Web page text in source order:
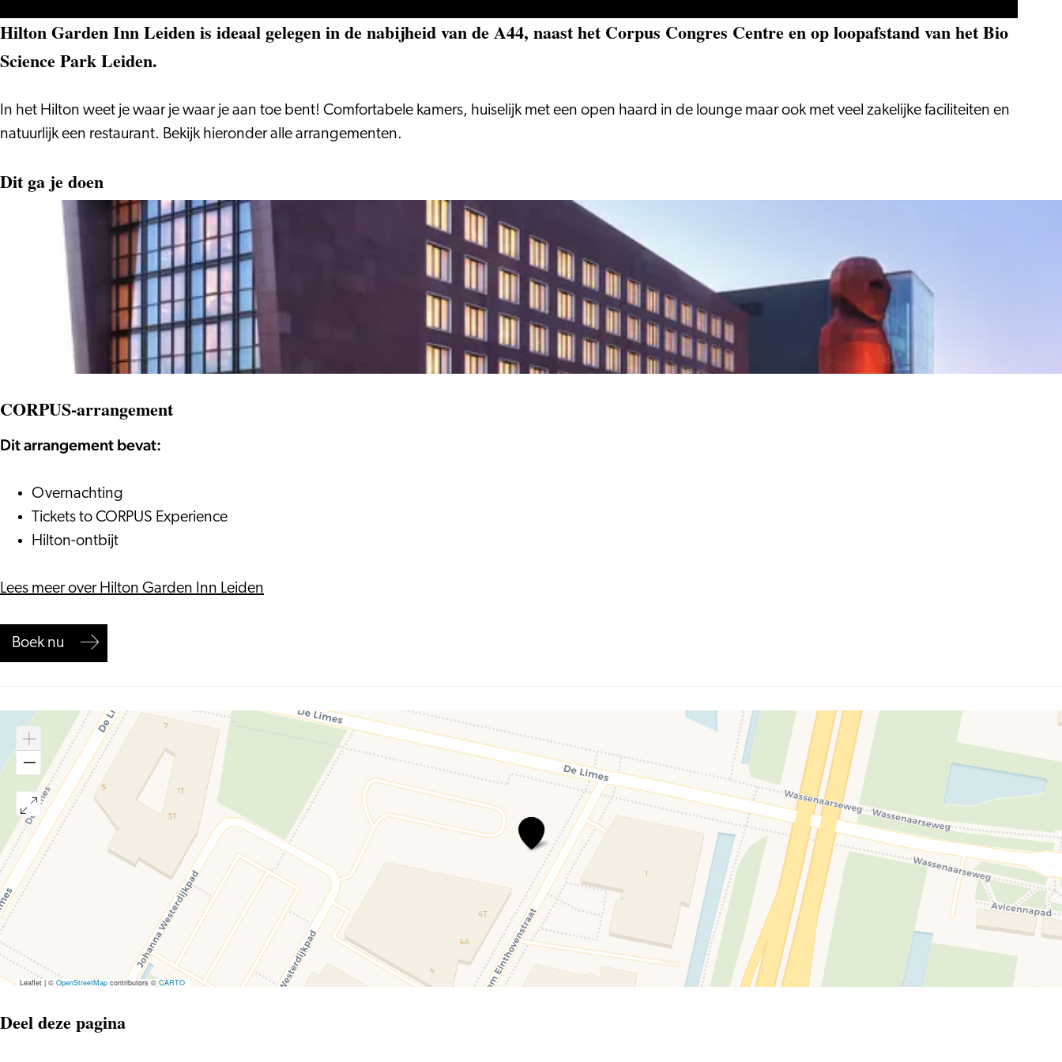
Hilton Garden Inn Leiden is ideaal gelegen in de nabijheid van de A44, naast het Corpus Congres Centre en op loopafstand van het Bio
Science Park Leiden.
In het Hilton weet je waar je waar je aan toe bent! Comfortabele kamers, huiselijk met een open haard in de lounge maar ook met veel zakelijke faciliteiten en
natuurlijk een restaurant. Bekijk hieronder alle arrangementen.
Dit ga je doen
CORPUS-arrangement
Dit arrangement bevat:
Overnachting
Tickets to CORPUS Experience
Hilton-ontbijt
Lees meer over Hilton Garden Inn Leiden
Boek nu
Hilton\u0020Garden\u0020Inn\u0020Leiden
Leaflet| © OpenStreetMap contributors ©CARTO
Deel deze pagina